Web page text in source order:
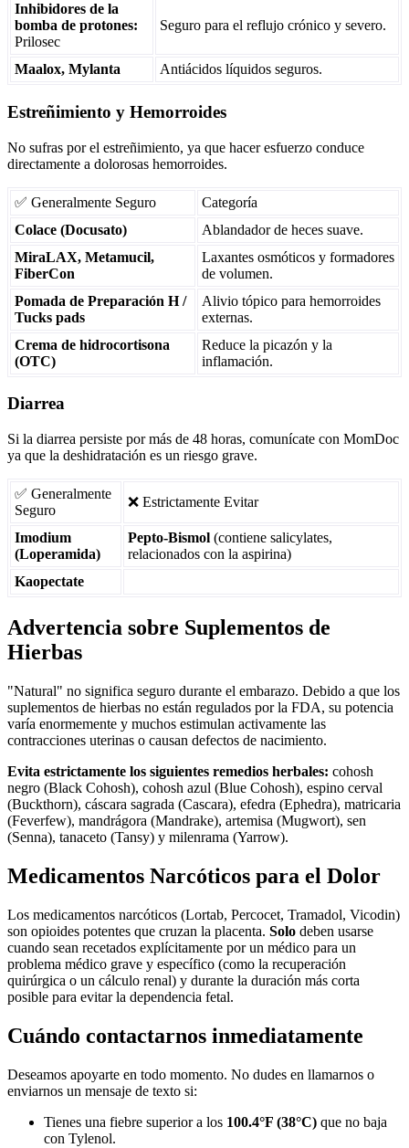
Inhibidores de la
bomba de protones:
Prilosec
Seguro para el reflujo crónico y severo.
Maalox, Mylanta Antiácidos líquidos seguros.
Estreñimiento y Hemorroides
No sufras por el estreñimiento, ya que hacer esfuerzo conduce
directamente a dolorosas hemorroides.
✅ Generalmente Seguro
Categoría
Colace (Docusato)
Ablandador de heces suave.
MiraLAX, Metamucil,
FiberCon
Laxantes osmóticos y formadores
de volumen.
Pomada de Preparación H /
Tucks pads
Alivio tópico para hemorroides
externas.
Crema de hidrocortisona
(OTC)
Reduce la picazón y la
inflamación.
Diarrea
Si la diarrea persiste por más de 48 horas, comunícate con MomDoc
ya que la deshidratación es un riesgo grave.
✅ Generalmente
Seguro
❌ Estrictamente Evitar
Imodium
(Loperamida)
Pepto-Bismol (contiene salicylates,
relacionados con la aspirina)
Kaopectate
Advertencia sobre Suplementos de
Hierbas
"Natural" no significa seguro durante el embarazo. Debido a que los
suplementos de hierbas no están regulados por la FDA, su potencia
varía enormemente y muchos estimulan activamente las
contracciones uterinas o causan defectos de nacimiento.
Evita estrictamente los siguientes remedios herbales: cohosh
negro (Black Cohosh), cohosh azul (Blue Cohosh), espino cerval
(Buckthorn), cáscara sagrada (Cascara), efedra (Ephedra), matricaria
(Feverfew), mandrágora (Mandrake), artemisa (Mugwort), sen
(Senna), tanaceto (Tansy) y milenrama (Yarrow).
Medicamentos Narcóticos para el Dolor
Los medicamentos narcóticos (Lortab, Percocet, Tramadol, Vicodin)
son opioides potentes que cruzan la placenta. Solo deben usarse
cuando sean recetados explícitamente por un médico para un
problema médico grave y específico (como la recuperación
quirúrgica o un cálculo renal) y durante la duración más corta
posible para evitar la dependencia fetal.
Cuándo contactarnos inmediatamente
Deseamos apoyarte en todo momento. No dudes en llamarnos o
enviarnos un mensaje de texto si:
Tienes una fiebre superior a los 100.4°F (38°C) que no baja
con Tylenol.